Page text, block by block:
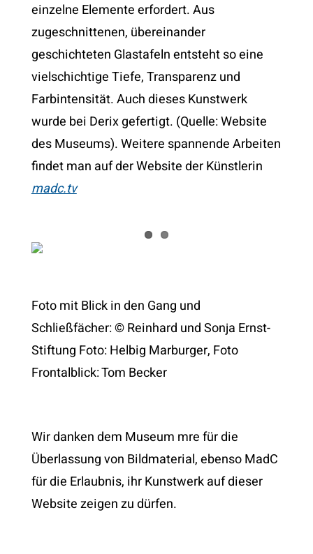
einzelne Elemente erfordert. Aus
zugeschnittenen, übereinander
geschichteten Glastafeln entsteht so eine
vielschichtige Tiefe, Transparenz und
Farbintensität. Auch dieses Kunstwerk
wurde bei Derix gefertigt. (Quelle: Website
des Museums). Weitere spannende Arbeiten
findet man auf der Website der Künstlerin
madc.tv
Foto mit Blick in den Gang und
Schließfächer: © Reinhard und Sonja Ernst-
Stiftung Foto: Helbig Marburger, Foto
Frontalblick: Tom Becker
Wir danken dem Museum mre für die
Überlassung von Bildmaterial, ebenso MadC
für die Erlaubnis, ihr Kunstwerk auf dieser
Website zeigen zu dürfen.